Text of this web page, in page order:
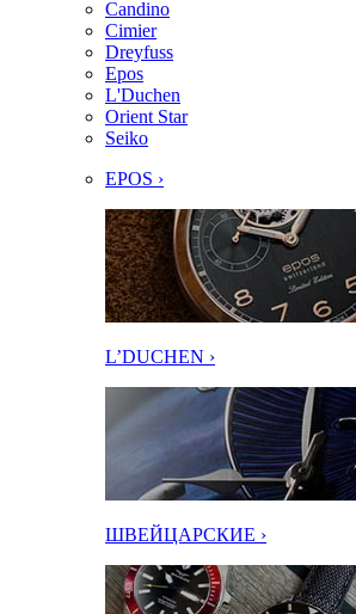
Candino
Cimier
Dreyfuss
Epos
L'Duchen
Orient Star
Seiko
EPOS ›
L’DUCHEN ›
ШВЕЙЦАРСКИЕ ›